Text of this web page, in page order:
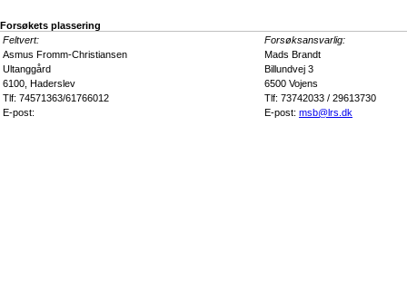
Forsøkets plassering
Feltvert:
Forsøksansvarlig:
Asmus Fromm-Christiansen
Mads Brandt
Ultanggård
Billundvej 3
6100, Haderslev
6500 Vojens
Tlf: 74571363/61766012
Tlf: 73742033 / 29613730
E-post:
E-post: msb@lrs.dk